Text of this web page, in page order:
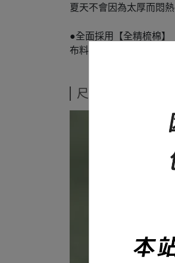
夏天不會因為太厚而悶熱
●全面採用【全精梳棉】
布料非常滑順，舒適
尺寸說明